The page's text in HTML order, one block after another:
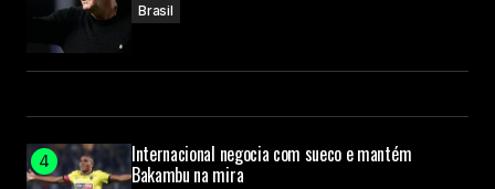
Brasil
Internacional negocia com sueco e mantém
Bakambu na mira